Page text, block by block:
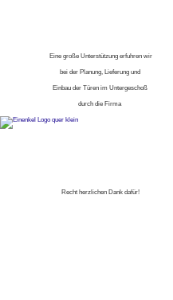
Eine große Unterstützung erfuhren wir
bei der Planung, Lieferung und
Einbau der Türen im Untergeschoß
durch die Firma
Recht herzlichen Dank dafür!